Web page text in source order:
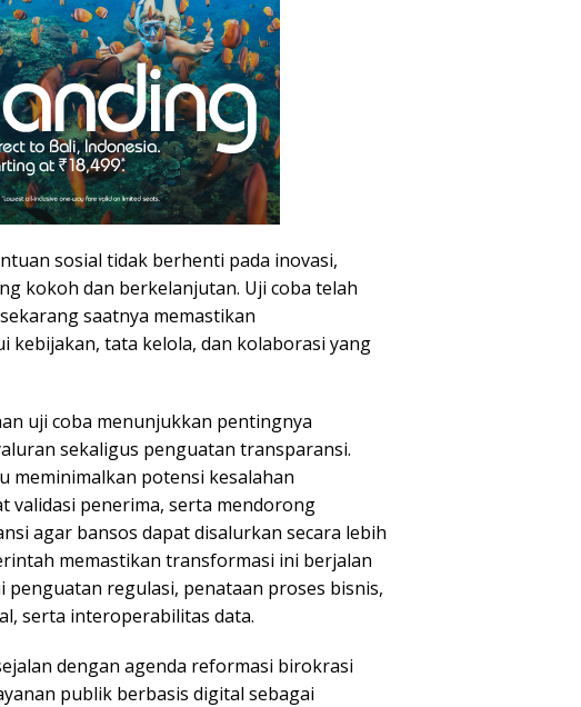
sosial tidak berhenti pada inovasi,
kokoh dan berkelanjutan. Uji coba telah
saatnya memastikan
kebijakan, tata kelola, dan kolaborasi yang
uji coba menunjukkan pentingnya
sekaligus penguatan transparansi.
meminimalkan potensi kesalahan
validasi penerima, serta mendorong
agar bansos dapat disalurkan secara lebih
memastikan transformasi ini berjalan
penguatan regulasi, penataan proses bisnis,
serta interoperabilitas data.
dengan agenda reformasi birokrasi
publik berbasis digital sebagai